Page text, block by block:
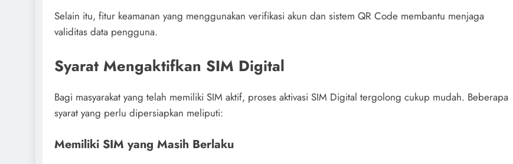
Selain itu, fitur keamanan yang menggunakan verifikasi akun dan sistem QR Code membantu menjaga
validitas data pengguna.
Syarat Mengaktifkan SIM Digital
Bagi masyarakat yang telah memiliki SIM aktif, proses aktivasi SIM Digital tergolong cukup mudah. Beberapa
syarat yang perlu dipersiapkan meliputi:
Memiliki SIM yang Masih Berlaku